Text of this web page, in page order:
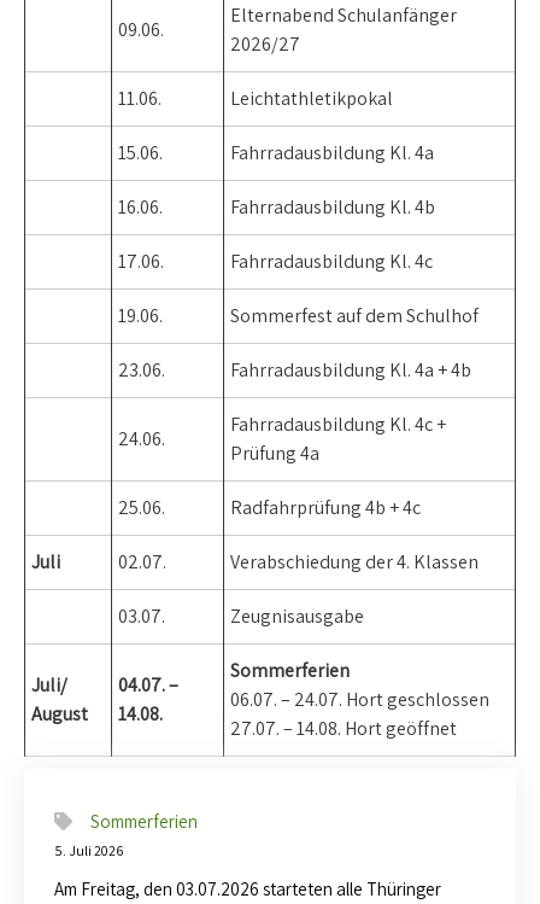
09.06.
Elternabend Schulanfänger
2026/27
11.06. Leichtathletikpokal
15.06. Fahrradausbildung Kl. 4a
16.06. Fahrradausbildung Kl. 4b
17.06. Fahrradausbildung Kl. 4c
19.06. Sommerfest auf dem Schulhof
23.06. Fahrradausbildung Kl. 4a + 4b
24.06.
Fahrradausbildung Kl. 4c +
Prüfung 4a
25.06. Radfahrprüfung 4b + 4c
Juli 02.07. Verabschiedung der 4. Klassen
03.07. Zeugnisausgabe
Juli/
August
04.07. –
14.08.
Sommerferien
06.07. – 24.07. Hort geschlossen
27.07. – 14.08. Hort geöffnet
Sommerferien
5. Juli 2026
Am Freitag, den 03.07.2026 starteten alle Thüringer